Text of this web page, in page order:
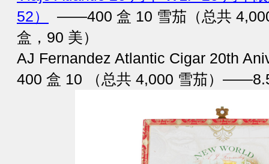
52）
——400 盒 10 雪茄（总共
盒，90 美）
AJ Fernandez Atlantic Cigar 20th
400 盒 10 （总共 4,000 雪茄）